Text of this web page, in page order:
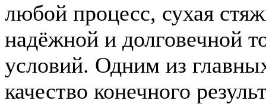
любой процесс, сухая
надёжной и долговечной
условий. Одним из
качество конечного